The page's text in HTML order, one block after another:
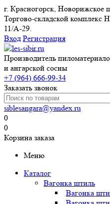
г. Красногорск, Новорижское
Торгово-складской
11/A-29.
Вход Регистрация
Производитель
и ангарской сосны
+7 (964) 666-99-34
Заказать звонок
siblesangara@yandex.ru
0
0
Корзина заказа
Меню
Каталог
Вагонка штиль
Вагонка